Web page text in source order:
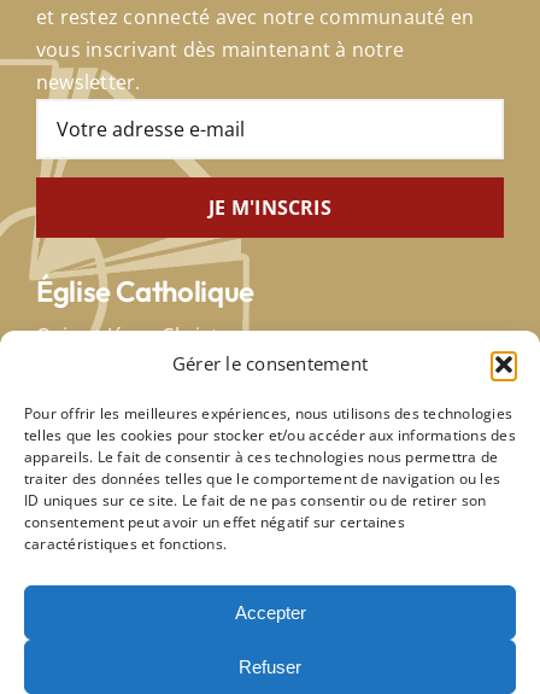
Gérer le consentement
Pour offrir les meilleures expériences, nous utilisons des technologies
telles que les cookies pour stocker et/ou accéder aux informations des
appareils. Le fait de consentir à ces technologies nous permettra de
traiter des données telles que le comportement de navigation ou les
ID uniques sur ce site. Le fait de ne pas consentir ou de retirer son
consentement peut avoir un effet négatif sur certaines
caractéristiques et fonctions.
Accepter
Refuser
et restez connecté avec notre communauté en
vous inscrivant dès maintenant à notre
newsletter.
Église Catholique
Qui est Jésus-Christ
Église en France
Diocèse de Paris
Paroisses voisines
Notre-Dame de Lourdes
Notre-Dame des Otages
Saint-Germain de Charronne